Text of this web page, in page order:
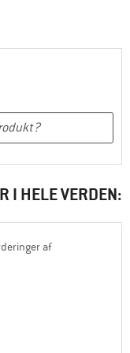
I HELE VERDEN:
af